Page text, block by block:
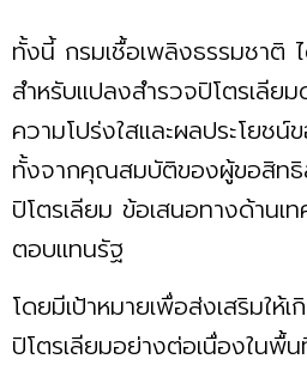
ทั้งนี้ กรมเชื้อเพลิงธรรมชาติ
สำหรับแปลงสำรวจปิโตรเลีย
ความโปร่งใสและผลประโยชน์
ทั้งจากคุณสมบัติของผู้ขอสิทธิ
ปิโตรเลียม ข้อเสนอทางด้านเ
ตอบแทนรัฐ
โดยมีเป้าหมายเพื่อส่งเสริมให้
ปิโตรเลียมอย่างต่อเนื่องในพื้